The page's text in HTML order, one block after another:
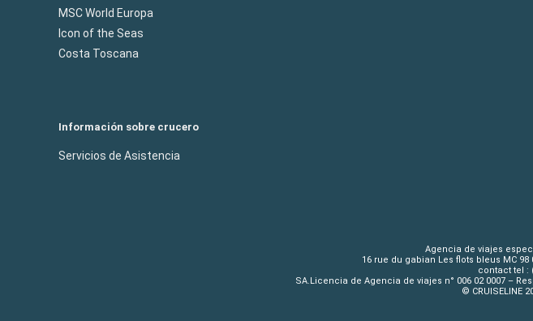
MSC World Europa
Icon of the Seas
Costa Toscana
Información sobre crucero
Servicios de Asistencia
Agencia de viajes
16 rue du gabian Les flots bleus MC
contact tel :
SA.Licencia de Agencia de viajes n° 006 02 0007 –
© CRUISELINE